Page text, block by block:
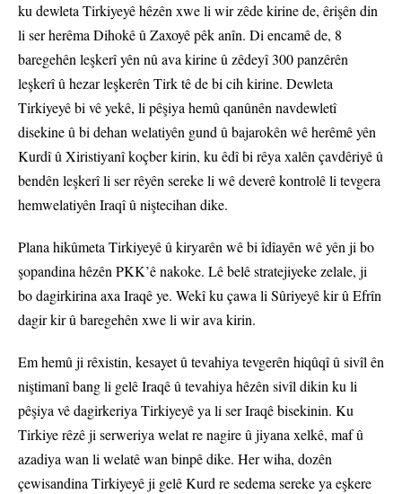
ku dewleta Tirkiyeyê hêzên xwe li wir zêde kirine de, êrişên din
li ser herêma Dihokê û Zaxoyê pêk anîn. Di encamê de, 8
baregehên leşkerî yên nû ava kirine û zêdeyî 300 panzêrên
leşkerî û hezar leşkerên Tirk tê de bi cih kirine. Dewleta
Tirkiyeyê bi vê yekê, li pêşiya hemû qanûnên navdewletî
disekine û bi dehan welatiyên gund û bajarokên wê herêmê yên
Kurdî û Xiristiyanî koçber kirin, ku êdî bi rêya xalên çavdêriyê û
bendên leşkerî li ser rêyên sereke li wê deverê kontrolê li tevgera
hemwelatiyên Iraqî û niştecihan dike.
Plana hikûmeta Tirkiyeyê û kiryarên wê bi îdîayên wê yên ji bo
şopandina hêzên PKK’ê nakoke. Lê belê stratejiyeke zelale, ji
bo dagirkirina axa Iraqê ye. Wekî ku çawa li Sûriyeyê kir û Efrîn
dagir kir û baregehên xwe li wir ava kirin.
Em hemû ji rêxistin, kesayet û tevahiya tevgerên hiqûqî û sivîl ên
niştimanî bang li gelê Iraqê û tevahiya hêzên sivîl dikin ku li
pêşiya vê dagirkeriya Tirkiyeyê ya li ser Iraqê bisekinin. Ku
Tirkiye rêzê ji serweriya welat re nagire û jiyana xelkê, maf û
azadiya wan li welatê wan binpê dike. Her wiha, dozên
çewisandina Tirkiyeyê ji gelê Kurd re sedema sereke ya eşkere